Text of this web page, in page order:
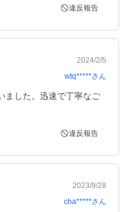
違反報告
2024/2/5
wtq*****さん
ました。迅速で丁寧なご
違反報告
2023/9/28
cha*****さん